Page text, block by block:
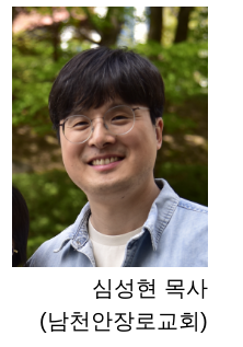
심성현 목사
(남천안장로교회)